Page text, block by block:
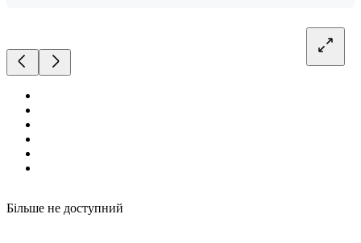
Більше не доступний